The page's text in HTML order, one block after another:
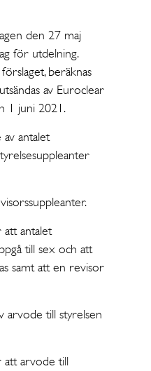
den 27 maj
för utdelning.
beräknas
av Euroclear
1 juni 2021.
antalet
antalet
till sex och att
samt att en revisor
arvode till styrelsen
att arvode till